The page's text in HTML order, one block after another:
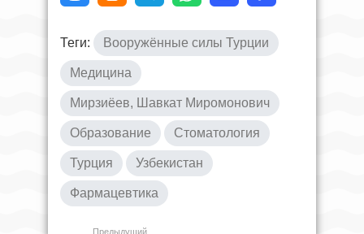
Теги: Вооружённые силы Турции
Медицина
Мирзиёев, Шавкат Миромонович
Образование Стоматология
Турция Узбекистан
Фармацевтика
Предыдущий